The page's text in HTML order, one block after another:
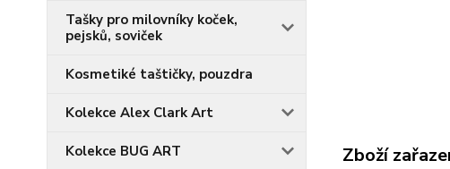
Tašky pro milovníky koček,
pejsků, soviček
Kosmetiké taštičky, pouzdra
Kolekce Alex Clark Art
Kolekce BUG ART Zboží